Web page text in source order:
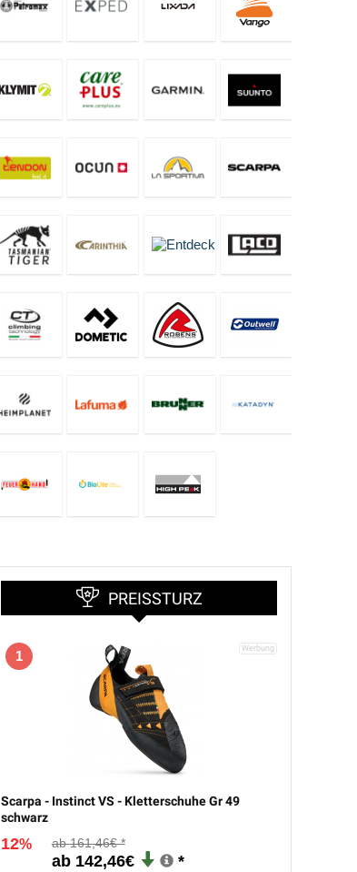
PREISSTURZ
1
Scarpa - Instinct VS - Kletterschuhe Gr 49
schwarz
12% 161,46€
142,46€